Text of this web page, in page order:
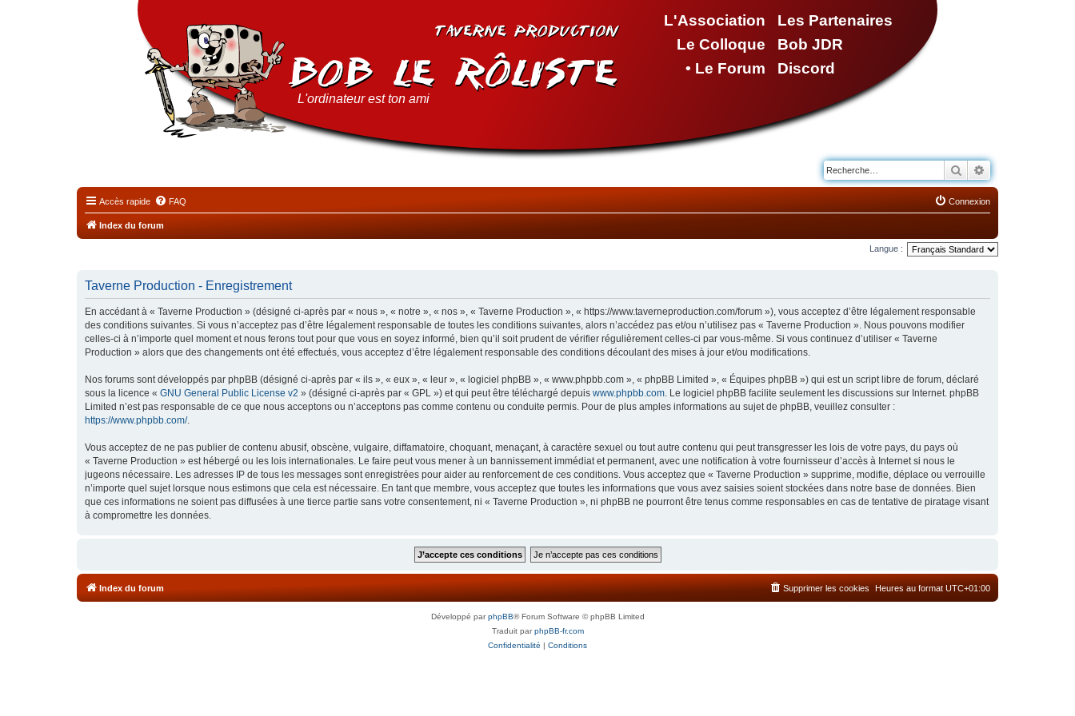
L'Association
Le Colloque
• Le Forum
Les Partenaires
Bob JDR
Discord
L'ordinateur est ton ami
Rechercher
Accès rapide FAQ Connexion
Index du forum
Langue :
Taverne Production - Enregistrement
En accédant à « Taverne Production » (désigné ci-après par « nous », « notre », « nos », « Taverne Production », « https://www.taverneproduction.com/forum »), vous acceptez d’être légalement responsable
des conditions suivantes. Si vous n’acceptez pas d’être légalement responsable de toutes les conditions suivantes, alors n’accédez pas et/ou n’utilisez pas « Taverne Production ». Nous pouvons modifier
celles-ci à n’importe quel moment et nous ferons tout pour que vous en soyez informé, bien qu’il soit prudent de vérifier régulièrement celles-ci par vous-même. Si vous continuez d’utiliser « Taverne
Production » alors que des changements ont été effectués, vous acceptez d’être légalement responsable des conditions découlant des mises à jour et/ou modifications.
Nos forums sont développés par phpBB (désigné ci-après par « ils », « eux », « leur », « logiciel phpBB », « www.phpbb.com », « phpBB Limited », « Équipes phpBB ») qui est un script libre de forum, déclaré
sous la licence « GNU General Public License v2 » (désigné ci-après par « GPL ») et qui peut être téléchargé depuis www.phpbb.com . Le logiciel phpBB facilite seulement les discussions sur Internet. phpBB
Limited n’est pas responsable de ce que nous acceptons ou n’acceptons pas comme contenu ou conduite permis. Pour de plus amples informations au sujet de phpBB, veuillez consulter :
https://www.phpbb.com/.
Vous acceptez de ne pas publier de contenu abusif, obscène, vulgaire, diffamatoire, choquant, menaçant, à caractère sexuel ou tout autre contenu qui peut transgresser les lois de votre pays, du pays où
« Taverne Production » est hébergé ou les lois internationales. Le faire peut vous mener à un bannissement immédiat et permanent, avec une notification à votre fournisseur d’accès à Internet si nous le
jugeons nécessaire. Les adresses IP de tous les messages sont enregistrées pour aider au renforcement de ces conditions. Vous acceptez que « Taverne Production » supprime, modifie, déplace ou verrouille
n’importe quel sujet lorsque nous estimons que cela est nécessaire. En tant que membre, vous acceptez que toutes les informations que vous avez saisies soient stockées dans notre base de données. Bien
que ces informations ne soient pas diffusées à une tierce partie sans votre consentement, ni « Taverne Production », ni phpBB ne pourront être tenus comme responsables en cas de tentative de piratage visant
à compromettre les données.
Index du forum Heures au format UTC+01:00
Supprimer les cookies
Développé parphpBB® Forum Software © phpBB Limited
Traduit parphpBB-fr.com
Confidentialité | Conditions